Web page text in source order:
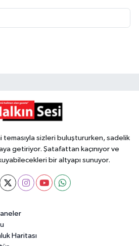
temasıyla sizleri buluştururken, sadelik
getiriyor. Şatafattan kaçınıyor ve
bir altyapı sunuyor.
Haritası